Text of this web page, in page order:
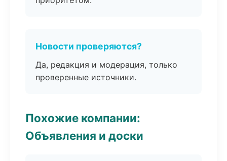
Новости проверяются?
Да, редакция и модерация, только
проверенные источники.
Похожие компании:
Объявления и доски